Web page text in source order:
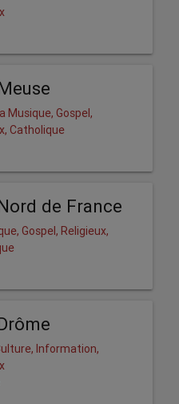
Musique, Gospel,
Catholique
de France
Gospel, Religieux,
Information,